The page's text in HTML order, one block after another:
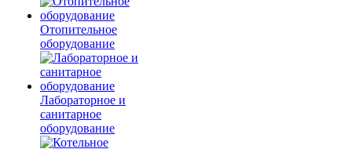
Отопительное
оборудование
Лабораторное и
санитарное
оборудование